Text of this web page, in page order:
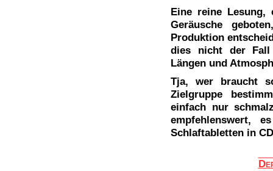
Eine reine Lesung,
Geräusche
Produktion
dies nicht der
Längen und
Tja, wer braucht
Zielgruppe
einfach nur
empfehlenswert,
Schlaftabletten in